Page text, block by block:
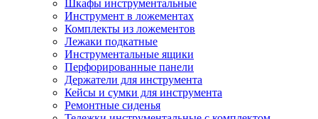
Шкафы инструментальные
Инструмент в ложементах
Комплекты из ложементов
Лежаки подкатные
Инструментальные ящики
Перфорированные панели
Держатели для инструмента
Кейсы и сумки для инструмента
Ремонтные сиденья